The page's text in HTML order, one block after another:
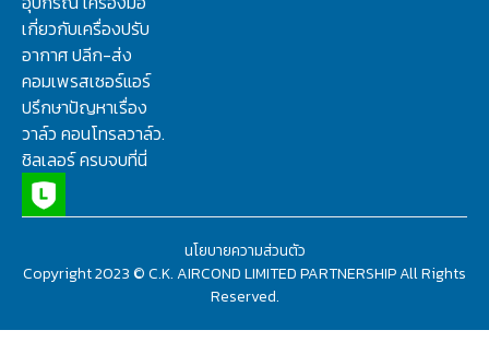
เกี่ยวกับเครื่องปรับ
อากาศ ปลีก-ส่ง
คอมเพรสเซอร์แอร์
ปรึกษาปัญหาเรื่อง
วาล์ว คอนโทรลวาล์ว.
ชิลเลอร์ ครบจบที่นี่
Copyright 2023 © C.K. AIRCOND LIMITED PARTNERSHIP All Rights
Reserved.
นโยบายความส่วนตัว